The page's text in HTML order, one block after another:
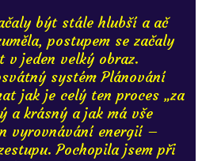
být stále hlubší a ač
postupem se začaly
v jeden velký obraz.
systém Plánování
jak je celý ten proces „za
a krásný a jak má vše
vyrovnávání energií –
Pochopila jsem při